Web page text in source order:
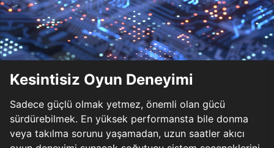
Kesintisiz Oyun Deneyimi
Sadece güçlü olmak yetmez, önemli olan gücü
sürdürebilmek. En yüksek performansta bile donma
veya takılma sorunu yaşamadan, uzun saatler akıcı